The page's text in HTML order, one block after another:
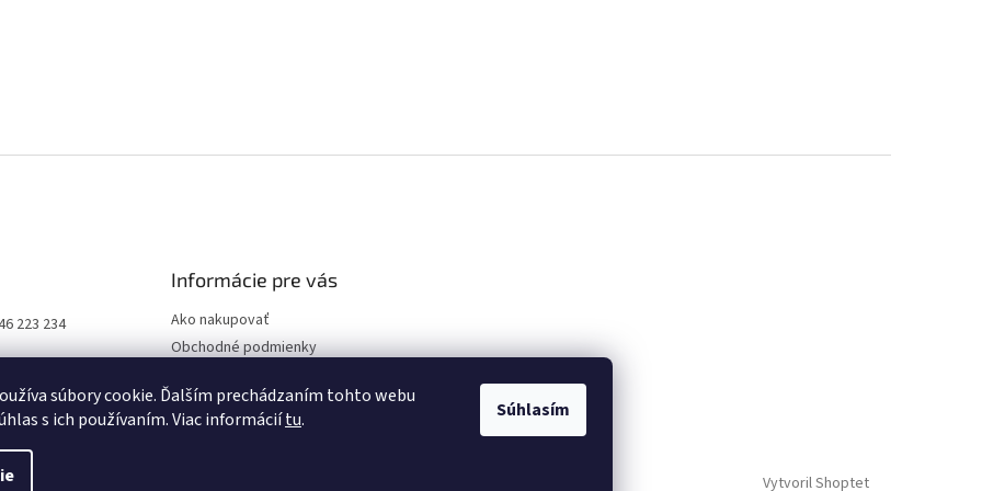
súbory cookie. Ďalším prechádzaním tohto webu
s ich používaním. Viac informáciítu. Súhlasím
223 234
Informácie pre vás
Ako nakupovať
Obchodné podmienky
údajov
Vytvoril Shoptet